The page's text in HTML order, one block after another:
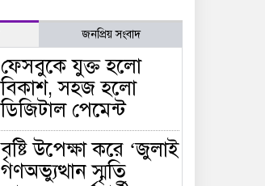
জনপ্রিয় সংবাদ
ফেসবুকে যুক্ত হলো
বিকাশ, সহজ হলো
ডিজিটাল পেমেন্ট
বৃষ্টি উপেক্ষা করে ‘জুলাই
গণঅভ্যুত্থান স্মৃতি